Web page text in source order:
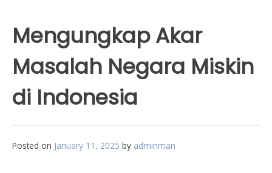
Mengungkap Akar
Masalah Negara Miskin
di Indonesia
Posted on January 11, 2025 by adminman